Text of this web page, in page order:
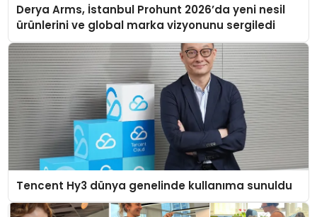
Derya Arms, İstanbul Prohunt 2026’da yeni nesil
ürünlerini ve global marka vizyonunu sergiledi
Tencent Hy3 dünya genelinde kullanıma sunuldu